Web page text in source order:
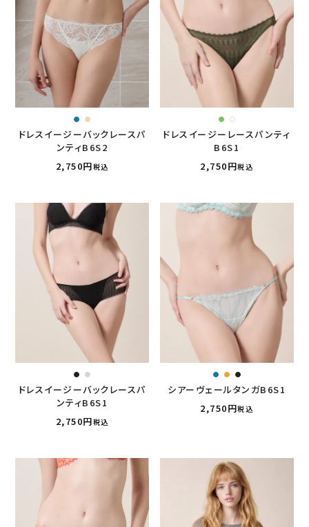
ドレスイージーバックレースパ
ンティB6S2
2,750
税込
ドレスイージーレースパンティ
B6S1
2,750
税込
ドレスイージーバックレースパ
ンティB6S1
2,750
税込
シアーヴェールタンガB6S1
2,750
税込